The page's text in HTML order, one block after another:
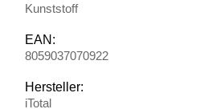
Kunststoff
EAN:
8059037070922
Hersteller:
iTotal